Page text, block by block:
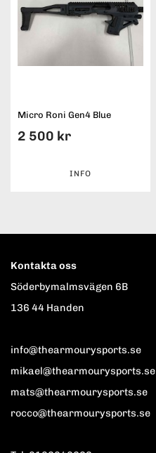
Micro Roni Gen4 Blue
2 500 kr
INFO
Kontakta oss
Söderbymalmsvägen 6B
136 44 Handen
info@thearmourysports.se
mikael@thearmourysports.se
mats@thearmourysports.se
rocco@thearmourysports.se